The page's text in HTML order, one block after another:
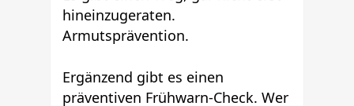
hineinzugeraten.
Armutsprävention.
Ergänzend gibt es einen
präventiven Frühwarn-Check. Wer